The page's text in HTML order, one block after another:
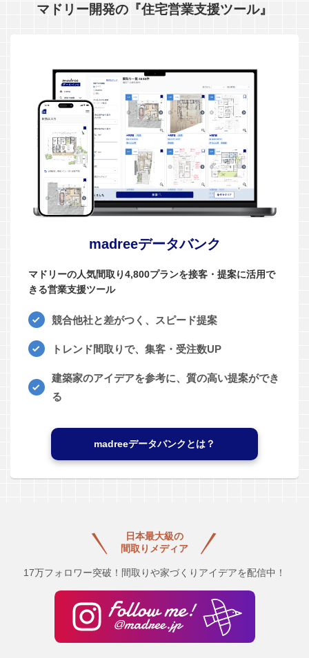
マドリー開発の『住宅営業支援ツール』
madreeデータバンク
マドリーの人気間取り4,800プランを接客・提案に活用で
きる営業支援ツール
競合他社と差がつく、スピード提案
トレンド間取りで、集客・受注数UP
建築家のアイデアを参考に、質の高い提案ができ
る
madreeデータバンクとは？
日本最大級の
間取りメディア
17万フォロワー突破！間取りや家づくりアイデアを配信中！